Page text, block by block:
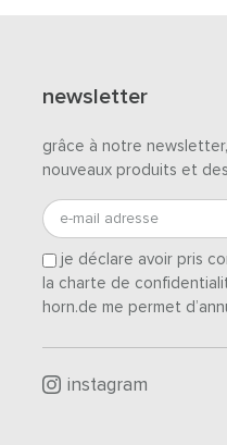
newsletter
grâce à notre
nouveaux produits et
e-mail adresse
je déclare avoir pris
la charte de
horn.de me permet
instagram